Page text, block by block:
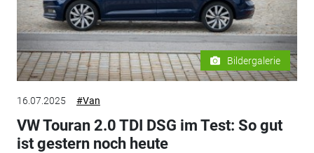
Bildergalerie
16.07.2025 #Van
VW Touran 2.0 TDI DSG im Test: So gut
ist gestern noch heute